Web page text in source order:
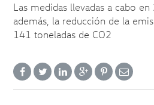
Las medidas llevadas a cabo
además, la reducción de la
141 toneladas de CO2